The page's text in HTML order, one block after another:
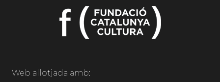
Web allotjada amb: